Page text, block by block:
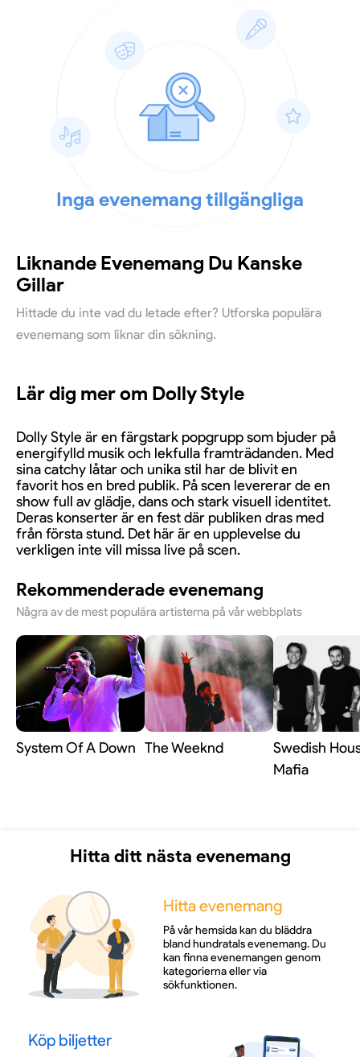
Inga evenemang tillgängliga
Liknande Evenemang Du Kanske
Gillar
Hittade du inte vad du letade efter? Utforska populära
evenemang som liknar din sökning.
Lär dig mer om Dolly Style
Dolly Style är en färgstark popgrupp som bjuder på
energifylld musik och lekfulla framträdanden. Med
sina catchy låtar och unika stil har de blivit en
favorit hos en bred publik. På scen levererar de en
show full av glädje, dans och stark visuell identitet.
Deras konserter är en fest där publiken dras med
från första stund. Det här är en upplevelse du
verkligen inte vill missa live på scen.
Rekommenderade evenemang
Några av de mest populära artisterna på vår webbplats
System Of A Down The Weeknd
Swedish
Mafia
Hitta ditt nästa evenemang
Hitta evenemang
På vår hemsida kan du bläddra
bland hundratals evenemang. Du
kan finna evenemangen genom
kategorierna eller via
sökfunktionen.
Köp biljetter